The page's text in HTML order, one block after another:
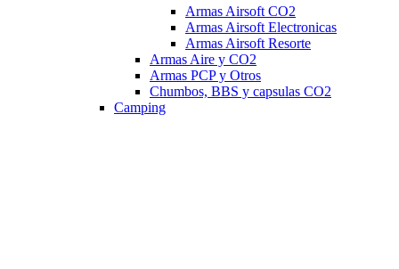
Armas Airsoft CO2
Armas Airsoft Electronicas
Armas Airsoft Resorte
Armas Aire y CO2
Armas PCP y Otros
Chumbos, BBS y capsulas CO2
Camping